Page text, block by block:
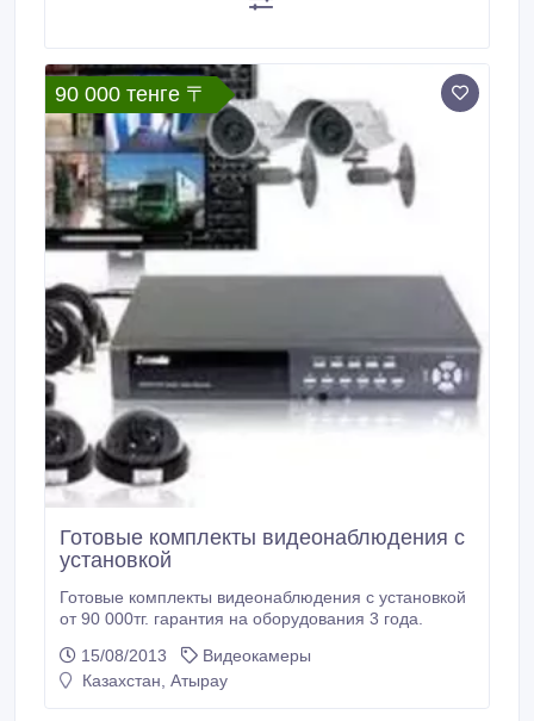
90 000 тенге 〒
Готовые комплекты видеонаблюдения с
установкой
Готовые комплекты видеонаблюдения с установкой
от 90 000тг. гарантия на оборудования 3 года.
15/08/2013
Видеокамеры
Казахстан, Атырау